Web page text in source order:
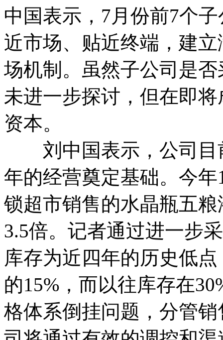
中国表示，7月份前7个
近市场、贴近终端，建
场机制。虽然子公司是
未进一步探讨，但在即
资本。
刘中国表示，公司目
年的经营奠定基础。今
锁超市销售的水晶瓶五
3.5倍。记者通过进一步
库存为近四年的历史低
的15%，而以往库存在
格体系倒挂问题，分管